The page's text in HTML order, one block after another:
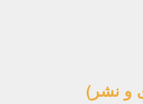
و نشر)